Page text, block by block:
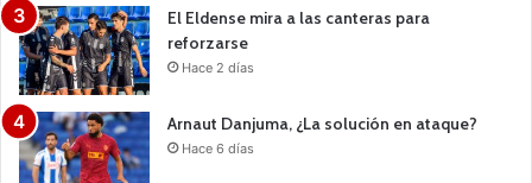
El Eldense mira a las canteras para
reforzarse
Hace 2 días
Arnaut Danjuma, ¿La solución en ataque?
Hace 6 días